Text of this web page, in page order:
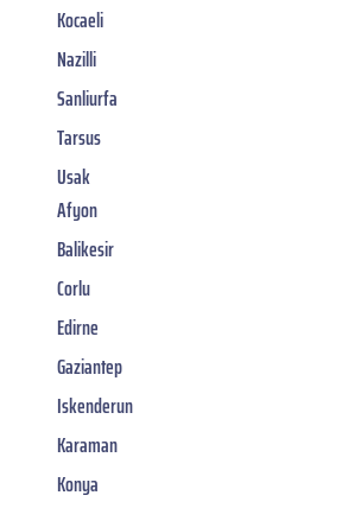
Kocaeli
Nazilli
Sanliurfa
Tarsus
Usak
Afyon
Balikesir
Corlu
Edirne
Gaziantep
Iskenderun
Karaman
Konya